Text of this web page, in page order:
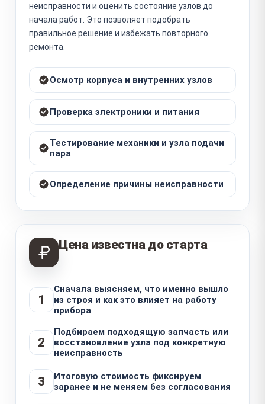
неисправности и оценить состояние узлов до
начала работ. Это позволяет подобрать
правильное решение и избежать повторного
ремонта.
Осмотр корпуса и внутренних узлов
Проверка электроники и питания
Тестирование механики и узла подачи
пара
Определение причины неисправности
Цена известна до старта
1
Сначала выясняем, что именно вышло
из строя и как это влияет на работу
прибора
2
Подбираем подходящую запчасть или
восстановление узла под конкретную
неисправность
3
Итоговую стоимость фиксируем
заранее и не меняем без согласования